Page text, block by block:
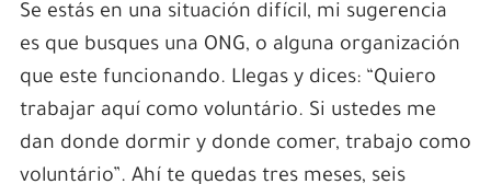
Se estás en una situación difícil, mi sugerencia
es que busques una ONG, o alguna organización
que este funcionando. Llegas y dices: “Quiero
trabajar aquí como voluntário. Si ustedes me
dan donde dormir y donde comer, trabajo como
voluntário”. Ahí te quedas tres meses, seis